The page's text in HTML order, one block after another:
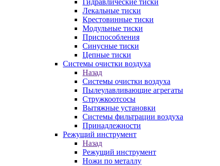
Гидравлические тиски
Лекальные тиски
Крестовинные тиски
Модульные тиски
Приспособления
Синусные тиски
Цепные тиски
Системы очистки воздуха
Назад
Системы очистки воздуха
Пылеулавливающие агрегаты
Стружкоотсосы
Вытяжные установки
Системы фильтрации воздуха
Принадлежности
Режущий инструмент
Назад
Режущий инструмент
Ножи по металлу